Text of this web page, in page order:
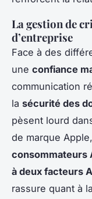
La gestion de
d’entreprise
Face à des
une confiance
communication
la sécurité des
pèsent lourd
de marque
consommateurs
à deux facteurs
rassure quant à la